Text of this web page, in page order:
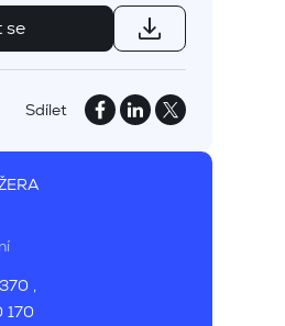
se
Sdílet
,
170